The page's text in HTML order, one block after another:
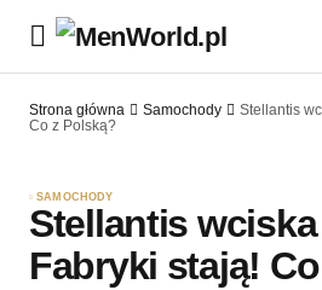
Strona główna Samochody
Stellantis
Co z Polską?
SAMOCHODY
Stellantis
Fabryki stają!